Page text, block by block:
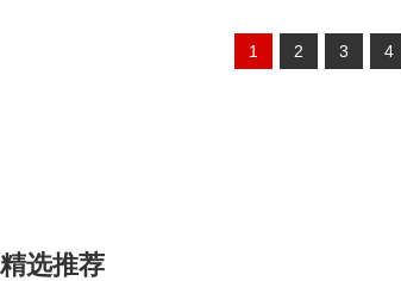
1 2 3 4
精选推荐